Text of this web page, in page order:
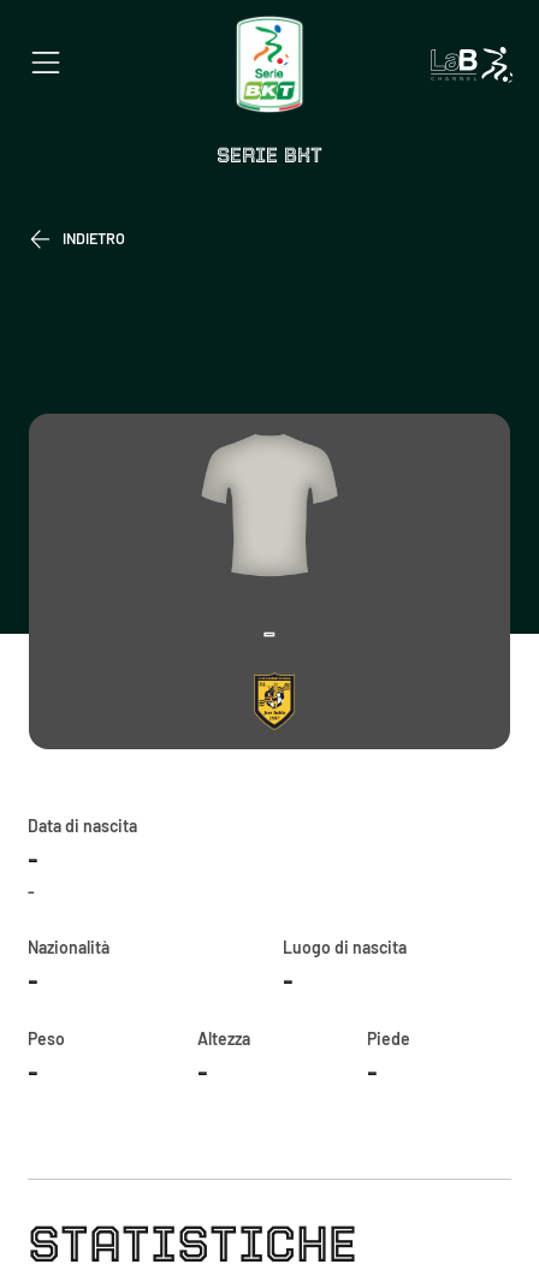
SERIE BKT
INDIETRO
-
Data di nascita
-
-
Nazionalità
-
Luogo di nascita
-
Peso
-
Altezza
-
Piede
-
STATISTICHE